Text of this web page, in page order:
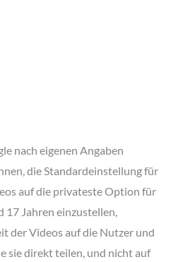
nach eigenen Angaben
die Standardeinstellung für
auf die privateste Option für
17 Jahren einzustellen,
der Videos auf die Nutzer und
sie direkt teilen, und nicht auf